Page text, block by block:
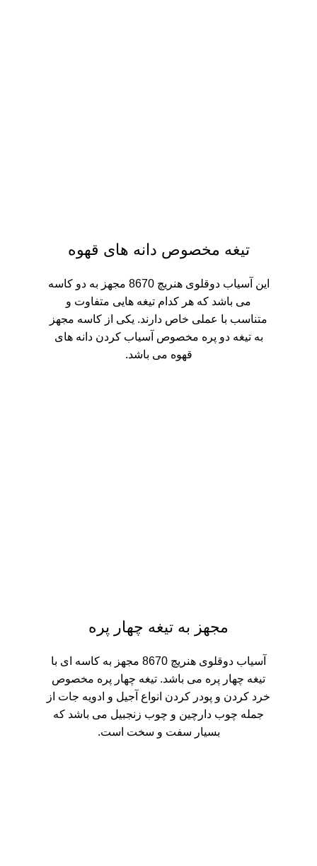
تیغه مخصوص دانه های قهوه
این آسیاب دوقلوی هنریچ 8670 مجهز به دو کاسه
می باشد که هر کدام تیغه هایی متفاوت و
متناسب با عملی خاص دارند. یکی از کاسه مجهز
به تیغه دو پره مخصوص آسیاب کردن دانه های
قهوه می باشد.
مجهز به تیغه چهار پره
آسیاب دوقلوی هنریچ 8670 مجهز به کاسه ای با
تیغه چهار پره می باشد. تیغه چهار پره مخصوص
خرد کردن و پودر کردن انواع آجیل و ادویه جات از
جمله چوب دارچین و چوب زنجبیل می باشد که
بسیار سفت و سخت است.